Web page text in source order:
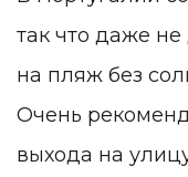
так что даже
на пляж без
Очень
выхода на